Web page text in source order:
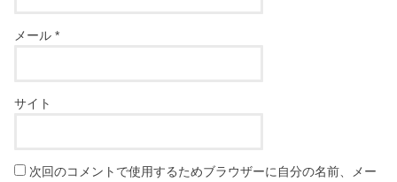
メール*
サイト
次回のコメントで使用するためブラウザーに自分の名前、メー